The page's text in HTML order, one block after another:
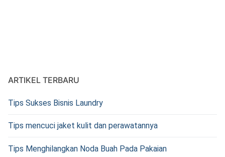
ARTIKEL TERBARU
Tips Sukses Bisnis Laundry
Tips mencuci jaket kulit dan perawatannya
Tips Menghilangkan Noda Buah Pada Pakaian